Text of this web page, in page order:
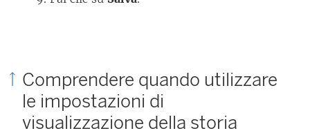
a
f
Comprendere quando utilizzare
le impostazioni di
visualizzazione della storia